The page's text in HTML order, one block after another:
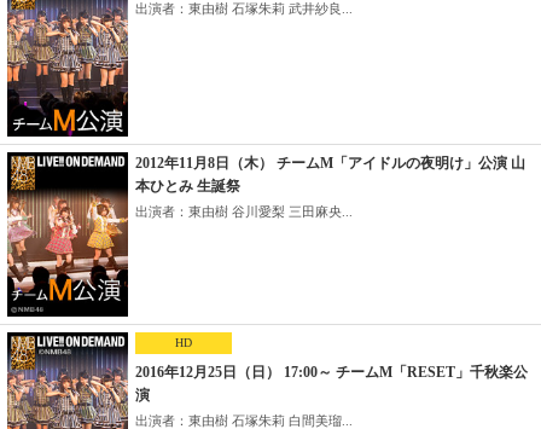
出演者：東由樹 石塚朱莉 武井紗良...
2012年11月8日（木） チームM「アイドルの夜明け」公演 山
本ひとみ 生誕祭
出演者：東由樹 谷川愛梨 三田麻央...
HD
2016年12月25日（日） 17:00～ チームM「RESET」千秋楽公
演
出演者：東由樹 石塚朱莉 白間美瑠...